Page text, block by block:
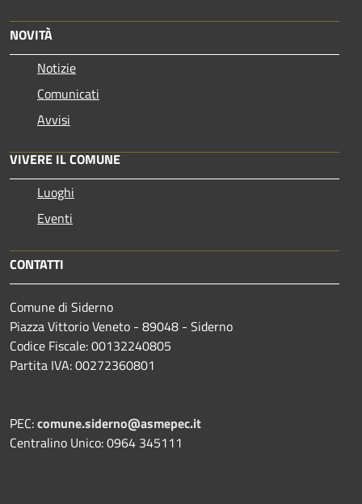
NOVITÀ
Notizie
Comunicati
Avvisi
VIVERE IL COMUNE
Luoghi
Eventi
CONTATTI
Comune di Siderno
Piazza Vittorio Veneto - 89048 - Siderno
Codice Fiscale: 00132240805
Partita IVA: 00272360801
PEC:comune.siderno@asmepec.it
Centralino Unico: 0964 345111